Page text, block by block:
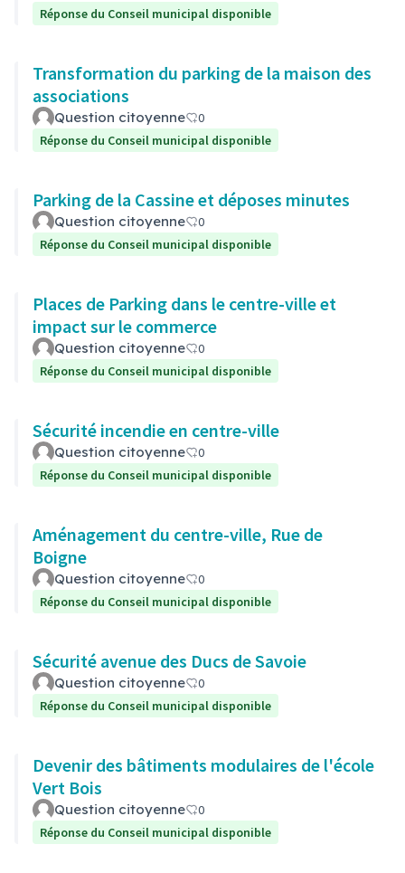
Réponse du Conseil municipal disponible
Transformation du parking de la maison des
associations
Question citoyenne
0
Réponse du Conseil municipal disponible
Parking de la Cassine et déposes minutes
Question citoyenne
0
Réponse du Conseil municipal disponible
Places de Parking dans le centre-ville et
impact sur le commerce
Question citoyenne
0
Réponse du Conseil municipal disponible
Sécurité incendie en centre-ville
Question citoyenne
0
Réponse du Conseil municipal disponible
Aménagement du centre-ville, Rue de
Boigne
Question citoyenne
0
Réponse du Conseil municipal disponible
Sécurité avenue des Ducs de Savoie
Question citoyenne
0
Réponse du Conseil municipal disponible
Devenir des bâtiments modulaires de l'école
Vert Bois
Question citoyenne
0
Réponse du Conseil municipal disponible